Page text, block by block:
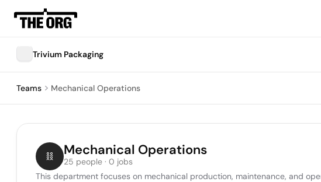
Trivium Packaging
Teams Mechanical Operations
Mechanical Operations
25 people · 0 jobs
This department focuses on mechanical production, maintenance, and